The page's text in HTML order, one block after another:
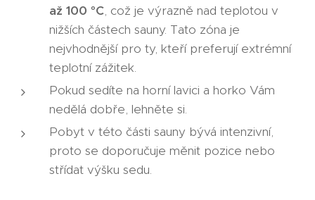
až 100 °C, což je výrazně nad teplotou v
nižších částech sauny. Tato zóna je
nejvhodnější pro ty, kteří preferují extrémní
teplotní zážitek.
Pokud sedíte na horní lavici a horko Vám
nedělá dobře, lehněte si.
Pobyt v této části sauny bývá intenzivní,
proto se doporučuje měnit pozice nebo
střídat výšku sedu.